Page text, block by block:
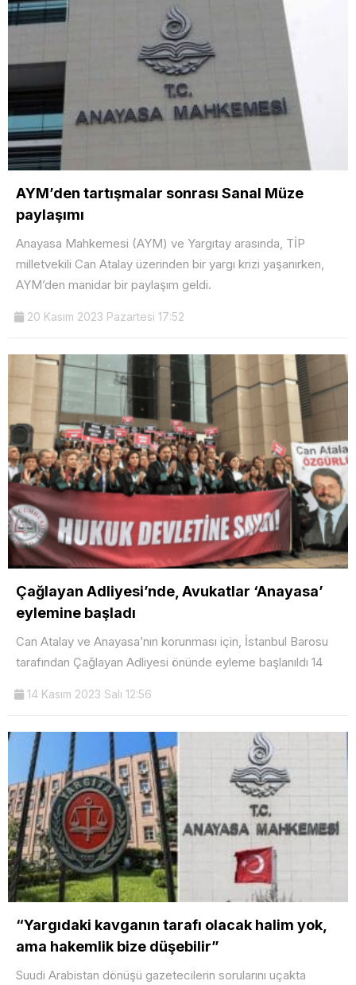
AYM’den tartışmalar sonrası Sanal Müze
paylaşımı
Anayasa Mahkemesi (AYM) ve Yargıtay arasında, TİP
milletvekili Can Atalay üzerinden bir yargı krizi yaşanırken,
AYM’den manidar bir paylaşım geldi.
20 Kasım 2023 Pazartesi 17:52
Çağlayan Adliyesi’nde, Avukatlar ‘Anayasa’
eylemine başladı
Can Atalay ve Anayasa’nın korunması için, İstanbul Barosu
tarafından Çağlayan Adliyesi önünde eyleme başlanıldı 14
14 Kasım 2023 Salı 12:56
“Yargıdaki kavganın tarafı olacak halim yok,
ama hakemlik bize düşebilir”
Suudi Arabistan dönüşü gazetecilerin sorularını uçakta